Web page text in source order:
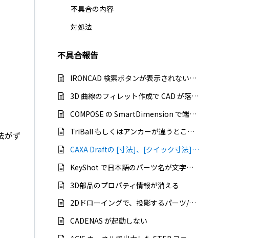
がず
不具合の内容
対処法
不具合報告
IRONCAD 検索ボタンが表示されない、エクスポートした画像の背景が白（黒）になってしまう
3D 曲線のフィレット作成で CAD が落ちる
COMPOSE の SmartDimension で端点が取りづらい
TriBall もしくはアンカーが違うところへ移動する
CAXA Draftの [寸法]、[クイック寸法]コマンド で寸法ずれが発生する
KeyShot で日本語のパーツ名が文字化けする
3D部品のプロパティ情報が消える
2Dドローイングで、投影するパーツ/アセンブリを選択できない
CADENAS が起動しない